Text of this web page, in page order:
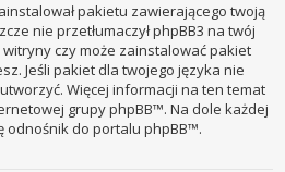
pakietu zawierającego twoją
nie przetłumaczył phpBB3 na twój
czy może zainstalować pakiet
Jeśli pakiet dla twojego języka nie
Więcej informacji na ten temat
grupy phpBB™. Na dole każdej
odnośnik do portalu phpBB™.